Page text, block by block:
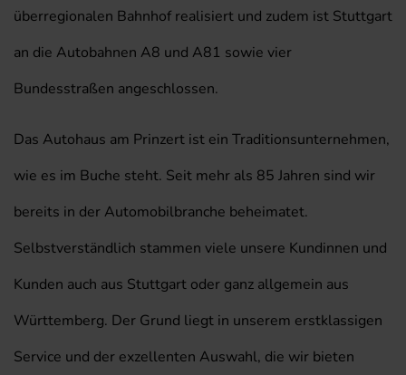
überregionalen Bahnhof realisiert und zudem ist Stuttgart
an die Autobahnen A8 und A81 sowie vier
Bundesstraßen angeschlossen.
Das Autohaus am Prinzert ist ein Traditionsunternehmen,
wie es im Buche steht. Seit mehr als 85 Jahren sind wir
bereits in der Automobilbranche beheimatet.
Selbstverständlich stammen viele unsere Kundinnen und
Kunden auch aus Stuttgart oder ganz allgemein aus
Württemberg. Der Grund liegt in unserem erstklassigen
Service und der exzellenten Auswahl, die wir bieten